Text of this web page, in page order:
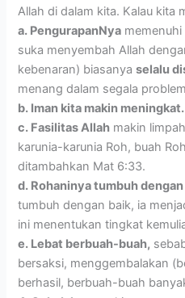
Allah di dalam kita. Kalau kita
a. PengurapanNya
suka menyembah Allah
kebenaran) biasanyaselalu
menang dalam segala
b. Iman kita makin meningkat.
c. Fasilitas Allah makin
karunia-karunia Roh, buah
ditambahkan Mat 6:33.
d. Rohaninya tumbuh
tumbuh dengan baik, ia
ini menentukan tingkat
e. Lebat berbuah-buah,
bersaksi, menggembalakan
berhasil, berbuah-buah